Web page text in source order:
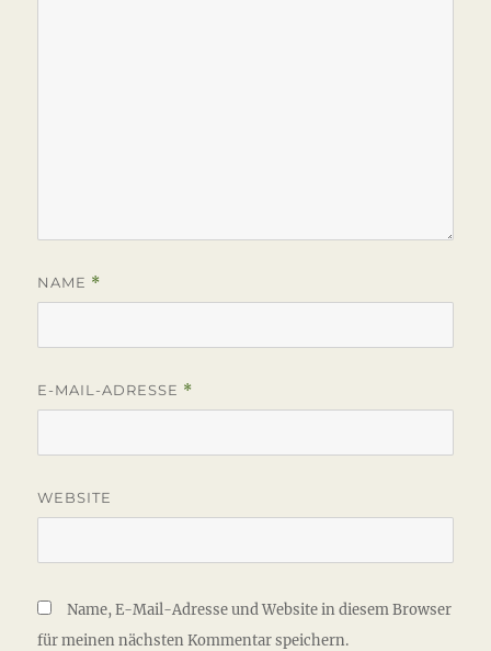
NAME *
E-MAIL-ADRESSE *
WEBSITE
Name, E-Mail-Adresse und Website in diesem Browser
für meinen nächsten Kommentar speichern.